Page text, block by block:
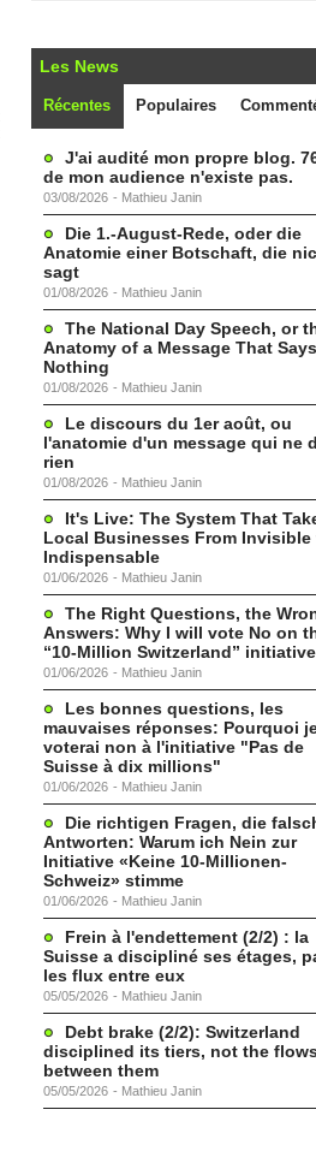
Les News
Récentes Populaires
J'ai audité mon propre blog.
de mon audience n'existe pas.
03/08/2026 - Mathieu Janin
Die 1.-August-Rede, oder die
Anatomie einer Botschaft, die
sagt
01/08/2026 - Mathieu Janin
The National Day Speech, or
Anatomy of a Message That Says
Nothing
01/08/2026 - Mathieu Janin
Le discours du 1er août, ou
l'anatomie d'un message qui ne
rien
01/08/2026 - Mathieu Janin
It's Live: The System That
Local Businesses From Invisible
Indispensable
01/06/2026 - Mathieu Janin
The Right Questions, the
Answers: Why I will vote No on
“10-Million Switzerland” initiative
01/06/2026 - Mathieu Janin
Les bonnes questions, les
mauvaises réponses: Pourquoi
voterai non à l'initiative "Pas de
Suisse à dix millions"
01/06/2026 - Mathieu Janin
Die richtigen Fragen, die
Antworten: Warum ich Nein zur
Initiative «Keine 10-Millionen-
Schweiz» stimme
01/06/2026 - Mathieu Janin
Frein à l'endettement (2/2) : la
Suisse a discipliné ses étages,
les flux entre eux
05/05/2026 - Mathieu Janin
Debt brake (2/2): Switzerland
disciplined its tiers, not the
between them
05/05/2026 - Mathieu Janin